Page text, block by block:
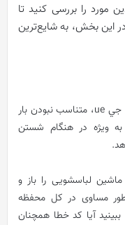
مورد را بررسی کنید تا
این بخش، به شایع‌ترین
احتمالا اولین علت ارور ماشين لباسشويي ال جي ue، متناسب‌ نبودن بار
ویژه در هنگام شستن
ماشین لباسشویی را باز و
طور مساوی در کل محفظه‌
آیا کد خطا همچنان